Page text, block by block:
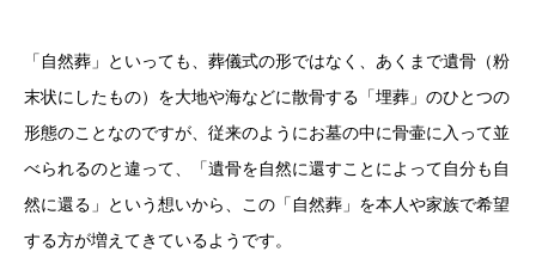
「自然葬」といっても、葬儀式の形ではなく、あくまで遺骨（粉
末状にしたもの）を大地や海などに散骨する「埋葬」のひとつの
形態のことなのですが、従来のようにお墓の中に骨壷に入って並
べられるのと違って、「遺骨を自然に還すことによって自分も自
然に還る」という想いから、この「自然葬」を本人や家族で希望
する方が増えてきているようです。